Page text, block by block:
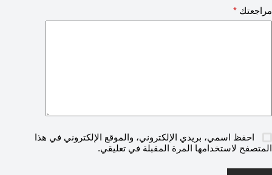
مراجعتك *
احفظ اسمي، بريدي الإلكتروني، والموقع الإلكتروني في هذا
المتصفح لاستخدامها المرة المقبلة في تعليقي.